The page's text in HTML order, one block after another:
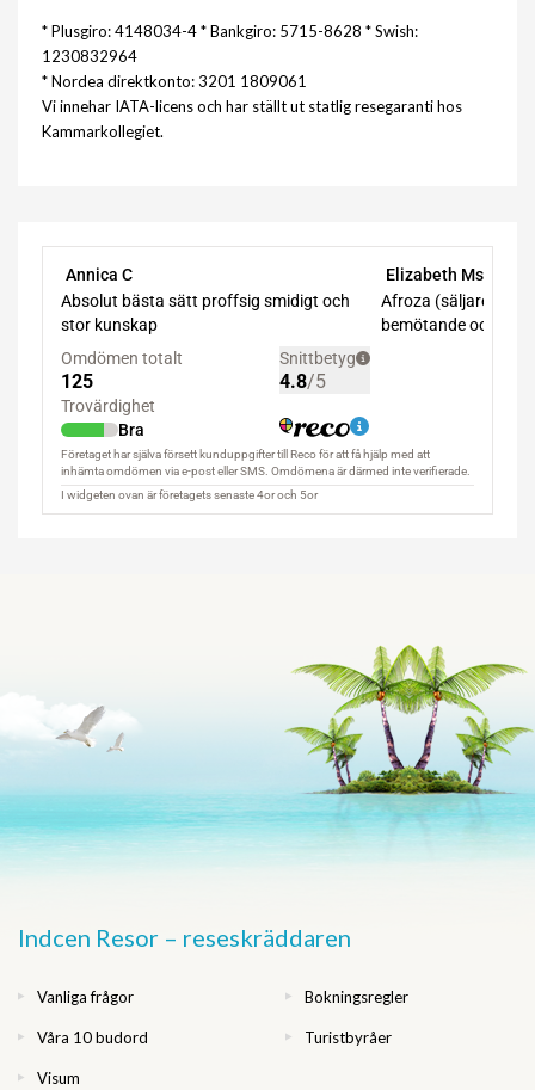
* Plusgiro: 4148034-4 * Bankgiro: 5715-8628 * Swish:
1230832964
* Nordea direktkonto: 3201 1809061
Vi innehar IATA-licens och har ställt ut statlig resegaranti hos
Kammarkollegiet.
Indcen Resor – reseskräddaren
Vanliga frågor Bokningsregler
Våra 10 budord Turistbyråer
Visum